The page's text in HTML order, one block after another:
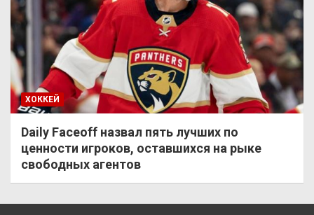
ХОККЕЙ
Daily Faceoff назвал пять лучших по
ценности игроков, оставшихся на рыке
свободных агентов